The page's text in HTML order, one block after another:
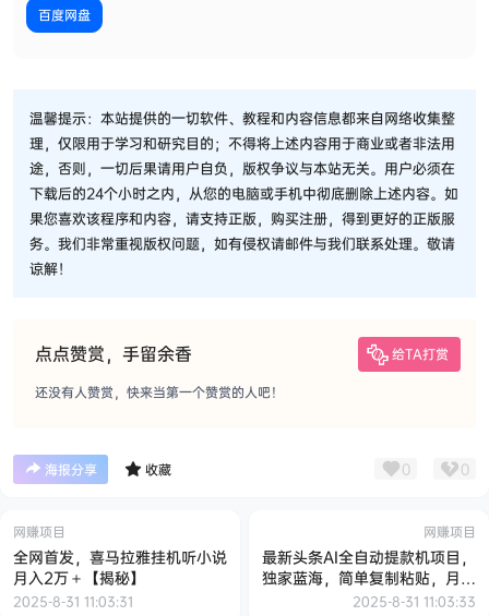
百度网盘
温馨提示：本站提供的一切软件、教程和内容信息都来自网络收集整
理，仅限用于学习和研究目的；不得将上述内容用于商业或者非法用
途，否则，一切后果请用户自负，版权争议与本站无关。用户必须在
下载后的24个小时之内，从您的电脑或手机中彻底删除上述内容。如
果您喜欢该程序和内容，请支持正版，购买注册，得到更好的正版服
务。我们非常重视版权问题，如有侵权请邮件与我们联系处理。敬请
谅解！
点点赞赏，手留余香 给TA打赏
还没有人赞赏，快来当第一个赞赏的人吧！
海报分享 收藏 0 0
网赚项目
全网首发，喜马拉雅挂机听小说
月入2万＋【揭秘】
2025-8-31 11:03:31
网赚项目
最新头条AI全自动提款机项目，
独家蓝海，简单复制粘贴，月入
5000＋轻松实现(可批量矩阵)
2025-8-31 11:03:33